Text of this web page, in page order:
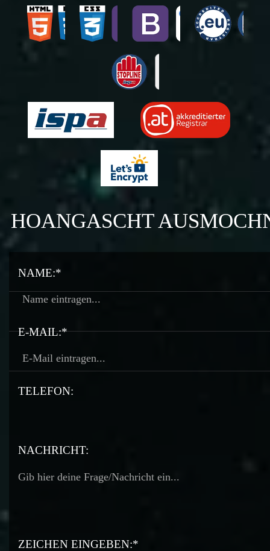
HOANGASCHT
NAME:*
E-MAIL:*
TELEFON:
TELEFON:
NACHRICHT:
ZEICHEN EINGEBEN:*